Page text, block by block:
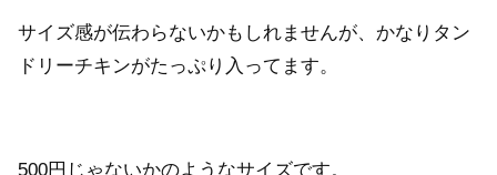
サイズ感が伝わらないかもしれませんが、かなりタン
ドリーチキンがたっぷり入ってます。
500円じゃないかのようなサイズです。